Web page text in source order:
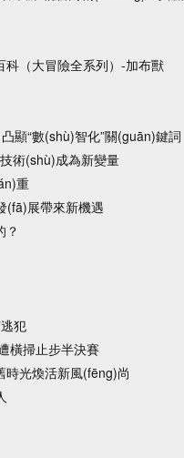
科（大冒險全系列）-加布獸
顯“數(shù)智化”關(guān)鍵詞
術(shù)成為新變量
重
(fā)展帶來新機遇
？
犯
橫掃止步半決賽
時光煥活新風(fēng)尚